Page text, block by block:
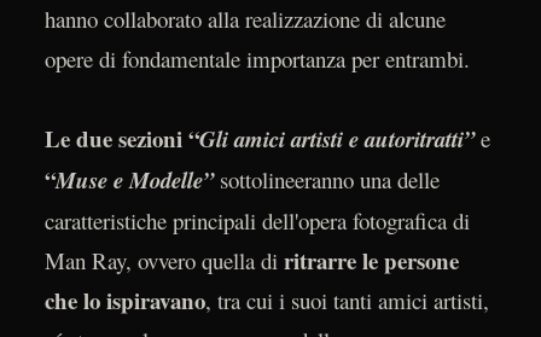
hanno collaborato alla realizzazione di alcune
opere di fondamentale importanza per entrambi.
Le due sezioni “Gli amici artisti e autoritratti”e
“Muse e Modelle”sottolineeranno una delle
caratteristiche principali dell'opera fotografica di
Man Ray, ovvero quella di ritrarre le persone
che lo ispiravano, tra cui i suoi tanti amici artisti,